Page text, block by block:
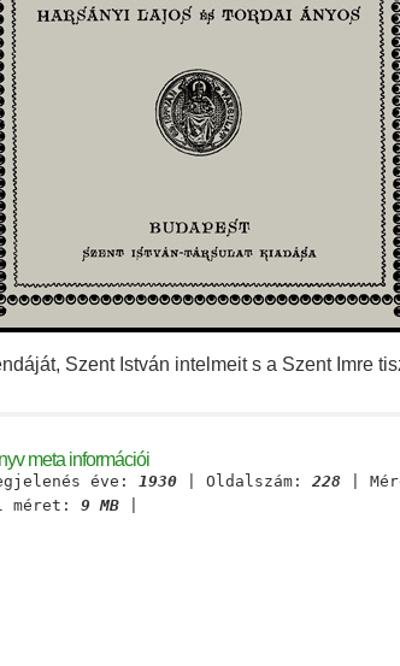
Szent István intelmeit s a Szent Imre
meta információi
éve: 1930 | Oldalszám: 228 |
méret: 9 MB